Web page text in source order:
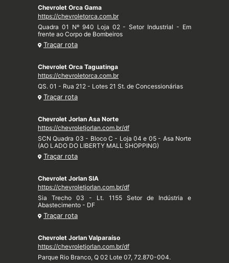
Chevrolet Orca Gama
https://chevroletorca.com.br
Quadra 01 Nº 940 Loja 02 - Setor Industrial - Em
frente ao Corpo de Bombeiros
Traçar rota
Chevrolet Orca Taguatinga
https://chevroletorca.com.br
QS. 01 - Rua 212 - Lotes 21 St. de Concessionárias
Traçar rota
Chevrolet Jorlan Asa Norte
https://chevroletjorlan.com.br/df
SCN Quadra 03 - Bloco C - Loja 04 e 05 - Asa Norte
(AO LADO DO LIBERTY MALL SHOPPING)
Traçar rota
Chevrolet Jorlan SIA
https://chevroletjorlan.com.br/df
Sia Trecho 03 - Lt. 1155 Setor de Indústria e
Abastecimento - DF
Traçar rota
Chevrolet Jorlan Valparaíso
https://chevroletjorlan.com.br/df
Parque Rio Branco, Q 02 Lote 07, 72.870-004.